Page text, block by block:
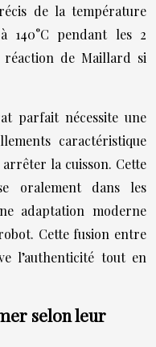
de la température
140°C pendant les 2
réaction de Maillard si
parfait nécessite une
caractéristique
la cuisson. Cette
oralement dans les
adaptation moderne
Cette fusion entre
l’authenticité tout en
selon leur